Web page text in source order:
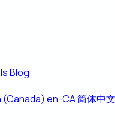
Blog
(Canada) en-CA简体中文